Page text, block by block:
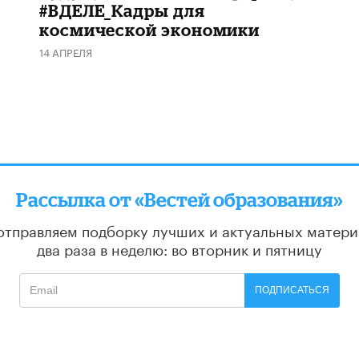
#ВДЕЛЕ_Кадры для
космической экономики
14 АПРЕЛЯ
Рассылка от «Вестей образования»
подборку лучших и актуальных
два раза в неделю: во вторник и пятницу
ПОДПИСАТЬСЯ